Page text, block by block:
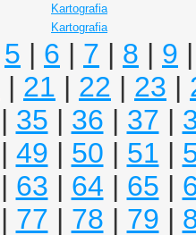
Kartografia
Kartografia
5 | 6 | 7 | 8 | 9
| 21 | 22 | 23 |
| 35 | 36 | 37 |
| 49 | 50 | 51 |
| 63 | 64 | 65 |
| 77 | 78 | 79 |